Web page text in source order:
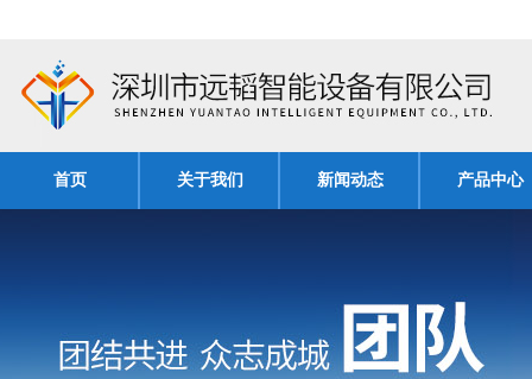
首页 关于我们 新闻动态 产品中心